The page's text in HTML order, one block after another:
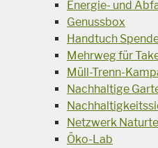
Energie- und
Genussbox
Handtuch
Mehrweg für
Müll-Trenn-
Nachhaltige
Netzwerk
Öko-Lab